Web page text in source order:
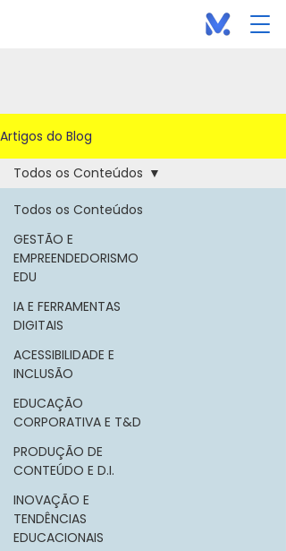
Artigos do Blog
Todos os Conteúdos
GESTÃO E
EMPREENDEDORISMO
EDU
IA E FERRAMENTAS
DIGITAIS
ACESSIBILIDADE E
INCLUSÃO
EDUCAÇÃO
CORPORATIVA E T&D
PRODUÇÃO DE
CONTEÚDO E D.I.
INOVAÇÃO E
TENDÊNCIAS
EDUCACIONAIS
Todos os Conteúdos